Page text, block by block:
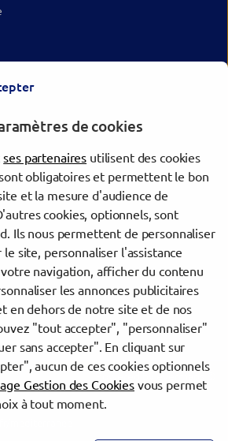
Populaire
evermaps ©
de cookies
ses partenaires utilisent des cookies
obligatoires et permettent le bon
et la mesure d'audience de
cookies, optionnels, sont
Ils nous permettent de personnaliser
site, personnaliser l'assistance
navigation, afficher du contenu
les annonces publicitaires
en dehors de notre site et de nos
"tout accepter", "personnaliser"
sans accepter". En cliquant sur
aucun de ces cookies optionnels
Gestion des Cookiesvous permet
à tout moment.